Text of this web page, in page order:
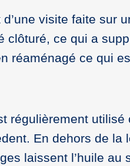
visite faite sur
clôturé, ce qui a
réaménagé ce qui
régulièrement
En dehors de
laissent l’huile